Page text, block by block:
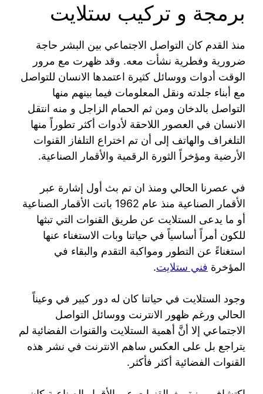
برمجة و تركيب ستلايت
منذ القدم كان التواصل الاجتماعي بين البشر حاجة
ضرورية وفطرية نشأت معه. وقد ظهرت مع مرور
الوقت أدوات ووسائل كثيرة اعتمدها الانسان للتواصل
مع أبناء جلدته ونقل المعلومات فيما بينهم منها
التواصل بالدخان ومن ثم الحمام الزاجل و منه انتقل
الانسان في العصور اللاحقة لأدوات أكثر تطوراً منها
التلغراف والهاتف إلى أن تم اختراع التلفاز القنوات
الأرضية ومؤخراً الثورة الرقمية والأقمار الصناعية.
في عصرنا الحالي ومنذ ان تم بث أول إشارة عبر
الأقمار الصناعية منذ عام 1962 باتت الأقمار الصناعية
أو ما يدعى الستلايت عن طريق القنوات التي تبثها
للكون أمراً أساسياً في حياتنا وبات الاستغناء عنها
استغناءً عن التطور ومواكبة التقدم والبقاء في
المؤخرة فني ستلايت.
وجود الستلايت في حياتنا كان له دور كبير في وعيناً
الحالي ورغم ظهور الانترنت ووسائل التواصل
الاجتماعي إلا أنَّ أهمية الستلايت والقنوات الفضائية لم
يتراجع بل على العكس ساهم الانترنت في نشر هذه
القنوات الفضائية أكثر فأكثر.